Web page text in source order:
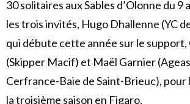
30 solitaires aux Sables d’Olonne du 9
les trois invités, Hugo Dhallenne (YC
qui débute cette année sur le
(Skipper Macif) et Maël Garnier
Cerfrance-Baie de Saint-Brieuc), pour
la troisième saison en Figaro.